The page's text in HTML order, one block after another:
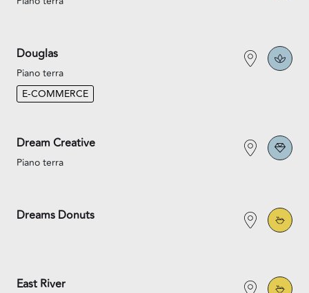
Douglas
Piano terra
E-COMMERCE
Dream Creative
Piano terra
Dreams Donuts
East River